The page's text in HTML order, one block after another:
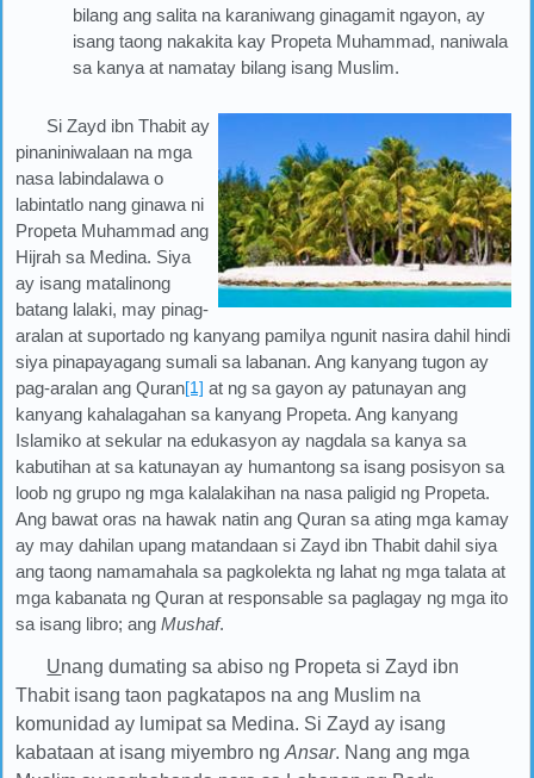
bilang ang salita na karaniwang ginagamit ngayon, ay
isang taong nakakita kay Propeta Muhammad, naniwala
sa kanya at namatay bilang isang Muslim.
Si Zayd ibn Thabit ay
pinaniniwalaan na mga
nasa labindalawa o
labintatlo nang ginawa ni
Propeta Muhammad ang
Hijrah sa Medina. Siya
ay isang matalinong
batang lalaki, may pinag-
aralan at suportado ng kanyang pamilya ngunit nasira dahil hindi
siya pinapayagang sumali sa labanan. Ang kanyang tugon ay
pag-aralan ang Quran[1] at ng sa gayon ay patunayan ang
kanyang kahalagahan sa kanyang Propeta. Ang kanyang
Islamiko at sekular na edukasyon ay nagdala sa kanya sa
kabutihan at sa katunayan ay humantong sa isang posisyon sa
loob ng grupo ng mga kalalakihan na nasa paligid ng Propeta.
Ang bawat oras na hawak natin ang Quran sa ating mga kamay
ay may dahilan upang matandaan si Zayd ibn Thabit dahil siya
ang taong namamahala sa pagkolekta ng lahat ng mga talata at
mga kabanata ng Quran at responsable sa paglagay ng mga ito
sa isang libro; ang Mushaf.
Unang dumating sa abiso ng Propeta si Zayd ibn
Thabit isang taon pagkatapos na ang Muslim na
komunidad ay lumipat sa Medina. Si Zayd ay isang
kabataan at isang miyembro ng Ansar. Nang ang mga